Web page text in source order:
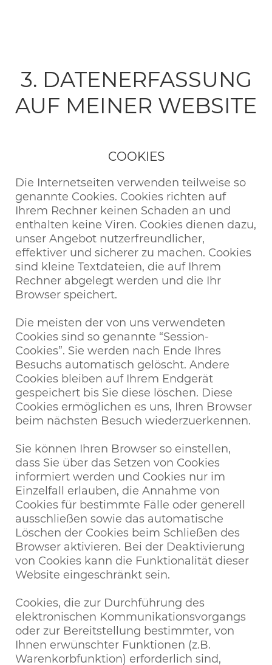
3. DATENERFASSUNG
AUF MEINER WEBSITE
COOKIES
Die Internetseiten verwenden teilweise so
genannte Cookies. Cookies richten auf
Ihrem Rechner keinen Schaden an und
enthalten keine Viren. Cookies dienen dazu,
unser Angebot nutzerfreundlicher,
effektiver und sicherer zu machen. Cookies
sind kleine Textdateien, die auf Ihrem
Rechner abgelegt werden und die Ihr
Browser speichert.
Die meisten der von uns verwendeten
Cookies sind so genannte “Session-
Cookies”. Sie werden nach Ende Ihres
Besuchs automatisch gelöscht. Andere
Cookies bleiben auf Ihrem Endgerät
gespeichert bis Sie diese löschen. Diese
Cookies ermöglichen es uns, Ihren Browser
beim nächsten Besuch wiederzuerkennen.
Sie können Ihren Browser so einstellen,
dass Sie über das Setzen von Cookies
informiert werden und Cookies nur im
Einzelfall erlauben, die Annahme von
Cookies für bestimmte Fälle oder generell
ausschließen sowie das automatische
Löschen der Cookies beim Schließen des
Browser aktivieren. Bei der Deaktivierung
von Cookies kann die Funktionalität dieser
Website eingeschränkt sein.
Cookies, die zur Durchführung des
elektronischen Kommunikationsvorgangs
oder zur Bereitstellung bestimmter, von
Ihnen erwünschter Funktionen (z.B.
Warenkorbfunktion) erforderlich sind,